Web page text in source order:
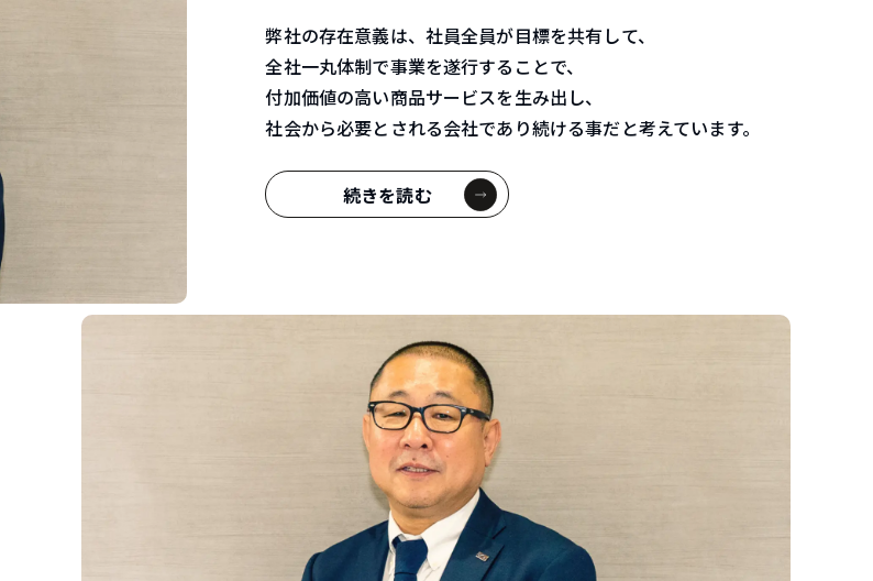
弊社の存在意義は、社員全員が目標を共有して、
全社一丸体制で事業を遂行することで、
付加価値の高い商品サービスを生み出し、
社会から必要とされる会社であり続ける事だと考えています。
続きを読む